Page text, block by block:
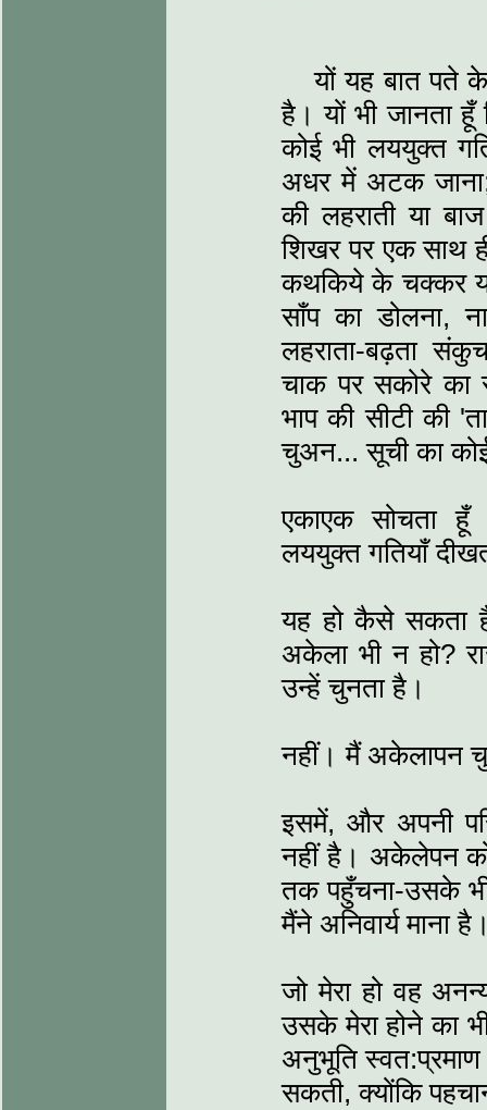
यों यह बात पते
है। यों भी जानता
कोई भी लययुक्त
अधर में अटक
की लहराती या
शिखर पर एक साथ
कथकिये के चक्कर
साँप का डोलना,
लहराता-बढ़ता
चाक पर सकोरे
भाप की सीटी की
चुअन... सूची का
एकाएक सोचता हूँ
लययुक्त गतियाँ
यह हो कैसे सकता
अकेला भी न हो?
उन्हें चुनता है।
नहीं। मैं अकेलापन
इसमें, और अपनी
नहीं है। अकेलेपन
तक पहुँचना-उसके
मैंने अनिवार्य माना
जो मेरा हो वह
उसके मेरा होने का
अनुभूति स्वत:प्रमाण
सकती, क्योंकि